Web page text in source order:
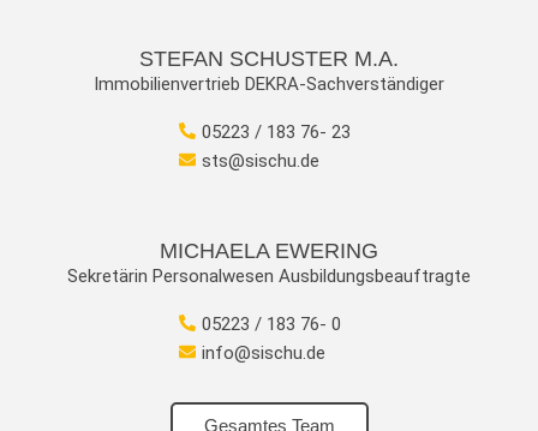
STEFAN SCHUSTER M.A.
Immobilienvertrieb DEKRA-Sachverständiger
05223 / 183 76- 23
sts@sischu.de
MICHAELA EWERING
Sekretärin Personalwesen Ausbildungsbeauftragte
05223 / 183 76- 0
info@sischu.de
Gesamtes Team